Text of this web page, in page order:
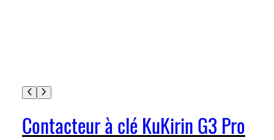
Contacteur à clé KuKirin G3 Pro